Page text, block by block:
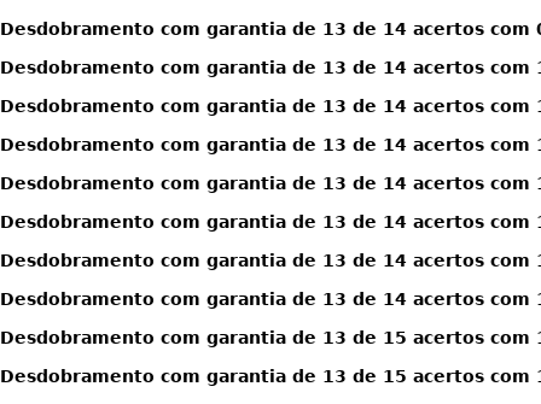
Desdobramento com garantia de 13 de 14 acertos com
Desdobramento com garantia de 13 de 14 acertos com
Desdobramento com garantia de 13 de 14 acertos com
Desdobramento com garantia de 13 de 14 acertos com
Desdobramento com garantia de 13 de 14 acertos com
Desdobramento com garantia de 13 de 14 acertos com
Desdobramento com garantia de 13 de 14 acertos com
Desdobramento com garantia de 13 de 14 acertos com
Desdobramento com garantia de 13 de 15 acertos com
Desdobramento com garantia de 13 de 15 acertos com